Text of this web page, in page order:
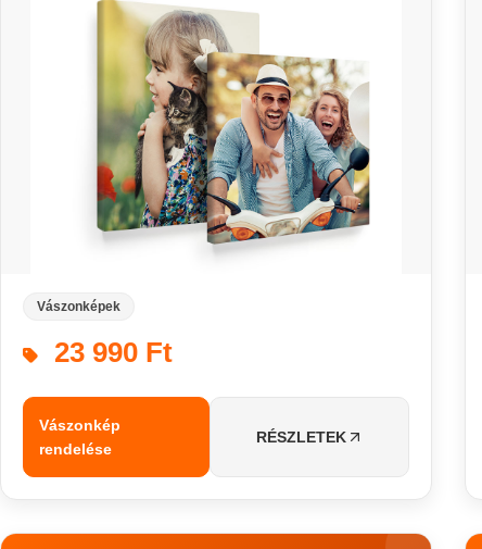
Vászonképek
23 990 Ft
Vászonkép
rendelése
RÉSZLETEK